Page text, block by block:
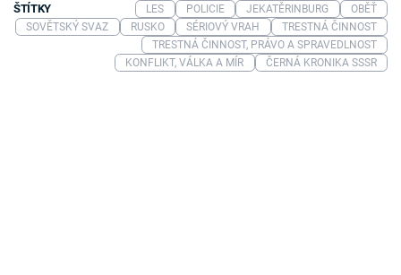
ŠTÍTKY LES POLICIE JEKATĚRINBURG
OBĚŤ
SOVĚTSKÝ SVAZ
RUSKO SÉRIOVÝ VRAH
TRESTNÁ ČINNOST
TRESTNÁ ČINNOST, PRÁVO A SPRAVEDLNOST
KONFLIKT, VÁLKA A MÍR
ČERNÁ KRONIKA SSSR